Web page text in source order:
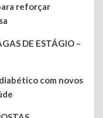
reforçar
DE ESTÁGIO –
com novos